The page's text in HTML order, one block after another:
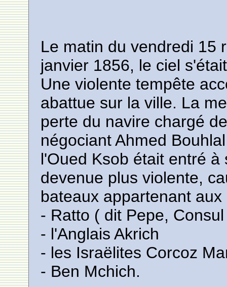
Le matin du vendredi 15
janvier 1856, le ciel
Une violente tempête
abattue sur la ville. La
perte du navire chargé
négociant Ahmed
l'Oued Ksob était entré
devenue plus violente,
bateaux appartenant
- Ratto ( dit Pepe,
- l'Anglais Akrich
- les Israëlites Corcoz
- Ben Mchich.